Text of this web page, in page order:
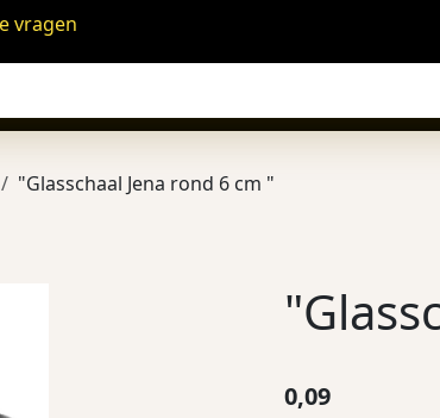
vragen
"Glasschaal Jena rond 6 cm "
0,09